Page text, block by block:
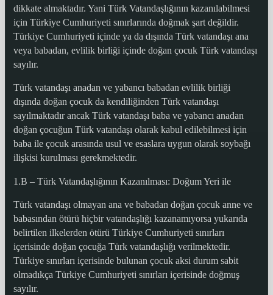
dikkate almaktadır. Yani Türk Vatandaşlığının kazanılabilmesi
için Türkiye Cumhuriyeti sınırlarında doğmak şart değildir.
Türkiye Cumhuriyeti içinde ya da dışında Türk vatandaşı ana
veya babadan, evlilik birliği içinde doğan çocuk Türk vatandaşı
sayılır.
Türk vatandaşı anadan ve yabancı babadan evlilik birliği
dışında doğan çocuk da kendiliğinden Türk vatandaşı
sayılmaktadır ancak Türk vatandaşı baba ve yabancı anadan
doğan çocuğun Türk vatandaşı olarak kabul edilebilmesi için
baba ile çocuk arasında usul ve esaslara uygun olarak soybağı
ilişkisi kurulması gerekmektedir.
1.B – Türk Vatandaşlığının Kazanılması: Doğum Yeri ile
Türk vatandaşı olmayan ana ve babadan doğan çocuk anne ve
babasından ötürü hiçbir vatandaşlığı kazanamıyorsa yukarıda
belirtilen ilkelerden ötürü Türkiye Cumhuriyeti sınırları
içerisinde doğan çocuğa Türk vatandaşlığı verilmektedir.
Türkiye sınırları içerisinde bulunan çocuk aksi durum sabit
olmadıkça Türkiye Cumhuriyeti sınırları içerisinde doğmuş
sayılır.